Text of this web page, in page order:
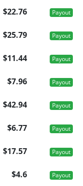
$22.76 Payout
$25.79 Payout
$11.44 Payout
$7.96 Payout
$42.94 Payout
$6.77 Payout
$17.57 Payout
$4.6 Payout